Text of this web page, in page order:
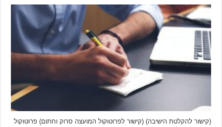
(קישור להקלטת הישיבה) (קישור לפרוטוקול המועצה סרוק וחתום) פרוטוקול